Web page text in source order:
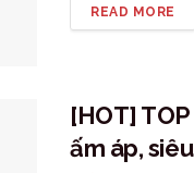
READ MORE
[HOT]
ấm áp,